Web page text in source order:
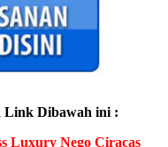
Link Dibawah ini :
Luxury Nego Ciracas